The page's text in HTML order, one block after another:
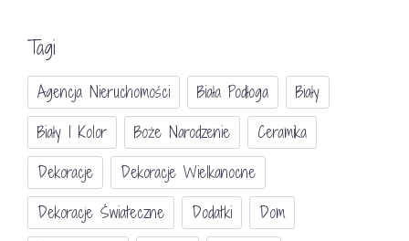
Tagi
Agencja Nieruchomości Biała Podłoga
Biały
Biały I Kolor
Boże Narodzenie
Ceramika
Dekoracje
Dekoracje Wielkanocne
Dekoracje Świateczne
Dodatki
Dom